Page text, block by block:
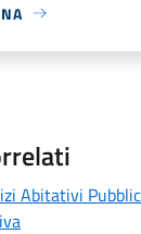
Abitativi